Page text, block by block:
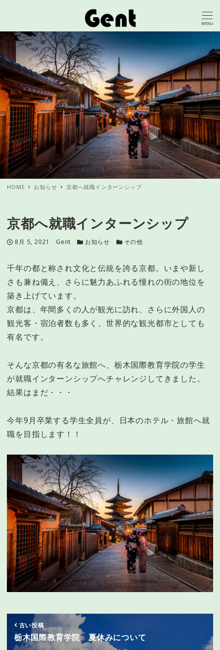
MENU
HOME お知らせ 京都へ就職インターンシップ
京都へ就職インターンシップ
投稿日
8月 5, 2021 著者
Gent カテゴリー
お知らせ カテゴリー
その他
千年の都と称され文化と伝統を誇る京都。いまや新し
さも兼ね備え、さらに魅力あふれる憧れの街の地位を
築き上げています。
京都は、年間多くの人が観光に訪れ、さらに外国人の
観光客・宿泊者数も多く、世界的な観光都市としても
有名です。
そんな京都の有名な旅館へ、栃木国際教育学院の学生
が就職インターンシップへチャレンジしてきました。
結果はまだ・・・
今年9月卒業する学生全員が、日本のホテル・旅館へ就
職を目指します！！
古い投稿
栃木国際教育学院 夏休みについて